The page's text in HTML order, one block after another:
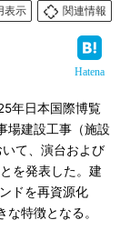
表示
関連情報
Hatena
年日本国際博覧
場建設工事（施設
て、演台および
を発表した。建
ドを再資源化
特徴となる。